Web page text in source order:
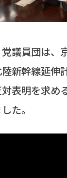
議員団は、
新幹線延伸
表明を求め
た。